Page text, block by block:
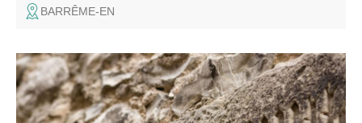
BARRÊME-EN
Let's explore the labyrinth of alleyways that make up the
little fortified town and its mysteries.